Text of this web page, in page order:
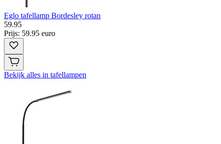
Eglo tafellamp Bordesley rotan
59.95
Prijs: 59.95 euro
Bekijk alles in tafellampen